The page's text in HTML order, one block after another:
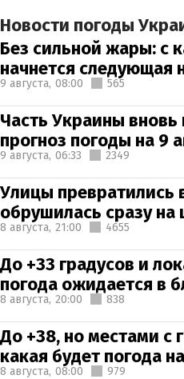
Новости погоды
Без сильной жары: с
начнется следующая
9 августа, 08:00 565
Часть Украины
прогноз погоды на 9
9 августа, 06:33 2349
Улицы превратились
обрушилась сразу
8 августа, 21:00 4655
До +33 градусов и
погода ожидается в
8 августа, 20:00 838
До +38, но местами с
какая будет погода
8 августа, 08:00 979